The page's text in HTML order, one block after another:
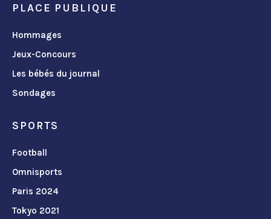
PLACE PUBLIQUE
Hommages
Jeux-Concours
Les bébés du journal
Sondages
SPORTS
Football
Omnisports
Paris 2024
Tokyo 2021